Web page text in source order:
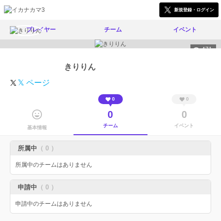
新規登録・ログイン
プレイヤー チーム イベント
471
きりりん
𝕏 ページ
基本情報
0
0
チーム
0
0
イベント
所属中 （ 0 ）
所属中のチームはありません
申請中 （ 0 ）
申請中のチームはありません